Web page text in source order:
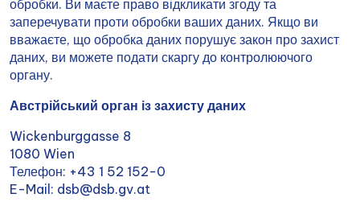
обробки. Ви маєте право відкликати згоду та
заперечувати проти обробки ваших даних. Якщо ви
вважаєте, що обробка даних порушує закон про захист
даних, ви можете подати скаргу до контролюючого
органу.
Австрійський орган із захисту даних
Wickenburggasse 8
1080 Wien
Телефон: +43 1 52 152-0
E-Mail: dsb@dsb.gv.at